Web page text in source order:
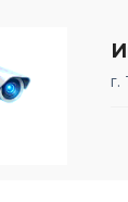
г.